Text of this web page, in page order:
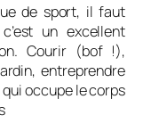
de sport, il faut
un excellent
Courir (bof !),
entreprendre
qui occupe le corps